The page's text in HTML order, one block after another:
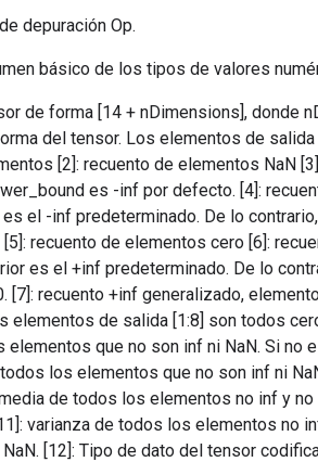
depuración Op.
básico de los tipos de valores
de forma [14 + nDimensions], donde
del tensor. Los elementos de salida
[2]: recuento de elementos NaN
es -inf por defecto. [4]:
el -inf predeterminado. De lo
recuento de elementos cero [6]:
es el +inf predeterminado. De lo
[7]: recuento +inf generalizado,
elementos de salida [1:8] son ​​todos
que no son inf ni NaN. Si no
los elementos que no son inf ni
de todos los elementos no inf y
varianza de todos los elementos no
[12]: Tipo de dato del tensor